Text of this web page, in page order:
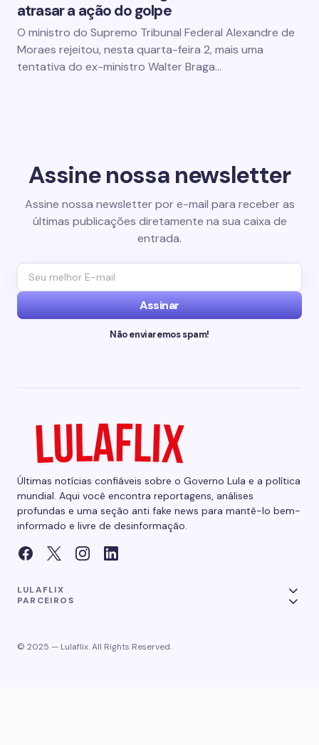
atrasar a ação do golpe
O ministro do Supremo Tribunal Federal Alexandre de
Moraes rejeitou, nesta quarta-feira 2, mais uma
tentativa do ex-ministro Walter Braga…
Assine nossa newsletter
Assine nossa newsletter por e-mail para receber as
últimas publicações diretamente na sua caixa de
entrada.
Assinar
Não enviaremos spam!
Últimas notícias confiáveis sobre o Governo Lula e a política
mundial. Aqui você encontra reportagens, análises
profundas e uma seção anti fake news para mantê-lo bem-
informado e livre de desinformação.
LULAFLIX
PARCEIROS
© 2025 — Lulaflix. All Rights Reserved.